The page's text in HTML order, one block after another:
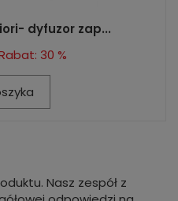
dyfuzor zap...
30 %
Nasz zespół z